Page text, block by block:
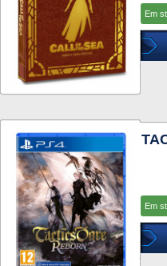
Em
Em